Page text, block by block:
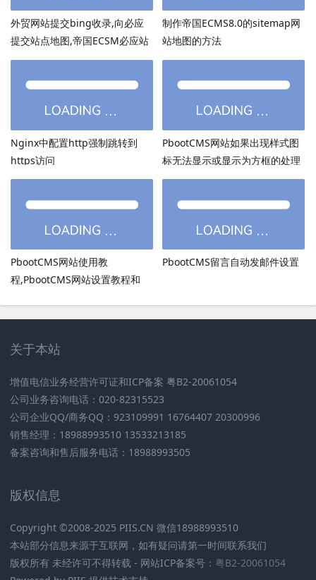
外贸网站提交bing收录,向必应
提交站点地图,帝国ECSM必应站
点图sitemap提交
制作帝国ECMS8.0的sitemap网
站地图的方法
Nginx中配置http强制跳转到
https访问
PbootCMS网站如果出现样式图
标无法显示或显示为方框的处理
方法
PbootCMS网站使用教
程,PbootCMS网站设置教程和
PbootCMS留言自动发邮件设置
关于本站
增值电信业务经营许可证和ICP备案 粤B2-20061054
公司业务咨询电话：020-82315523
公司企业QQ/商务QQ：923109991 16764407 20300996
销售经理：18988993510 13533213185
备案咨询和售后服务电话：18988993505
版权信息
Copyright ©2008-2025 PIIS.CN 微信18988993510
本站部分信息来源于互联网，如有疑问请第一时间联系我们
版权所有 未经许可不得转载 - 网站ICP备案号： 粤B2-20061054